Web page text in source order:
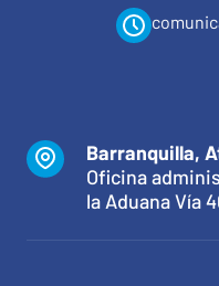
Barranquilla,
Oficina
la Aduana Vía